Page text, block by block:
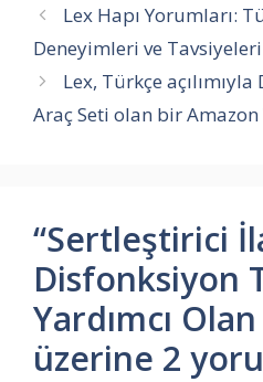
Lex Hapı Yorumları:
Deneyimleri ve Tavsiyeleri
Lex, Türkçe
Araç Seti olan bir
“Sertleştirici
Disfonksiyon
Yardımcı
üzerine 2